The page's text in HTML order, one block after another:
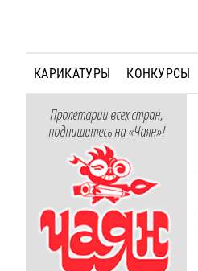
КАРИКАТУРЫ КОНКУРСЫ
Пролетарии всех стран,
подпишитесь на «Чаян»!